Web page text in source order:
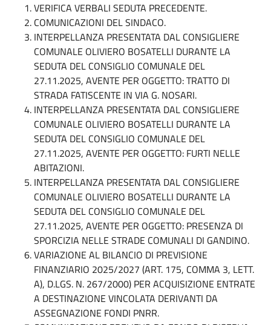
VERIFICA VERBALI SEDUTA PRECEDENTE.
COMUNICAZIONI DEL SINDACO.
INTERPELLANZA PRESENTATA DAL CONSIGLIERE
COMUNALE OLIVIERO BOSATELLI DURANTE LA
SEDUTA DEL CONSIGLIO COMUNALE DEL
27.11.2025, AVENTE PER OGGETTO: TRATTO DI
STRADA FATISCENTE IN VIA G. NOSARI.
INTERPELLANZA PRESENTATA DAL CONSIGLIERE
COMUNALE OLIVIERO BOSATELLI DURANTE LA
SEDUTA DEL CONSIGLIO COMUNALE DEL
27.11.2025, AVENTE PER OGGETTO: FURTI NELLE
ABITAZIONI.
INTERPELLANZA PRESENTATA DAL CONSIGLIERE
COMUNALE OLIVIERO BOSATELLI DURANTE LA
SEDUTA DEL CONSIGLIO COMUNALE DEL
27.11.2025, AVENTE PER OGGETTO: PRESENZA DI
SPORCIZIA NELLE STRADE COMUNALI DI GANDINO.
VARIAZIONE AL BILANCIO DI PREVISIONE
FINANZIARIO 2025/2027 (ART. 175, COMMA 3, LETT.
A), D.LGS. N. 267/2000) PER ACQUISIZIONE ENTRATE
A DESTINAZIONE VINCOLATA DERIVANTI DA
ASSEGNAZIONE FONDI PNRR.